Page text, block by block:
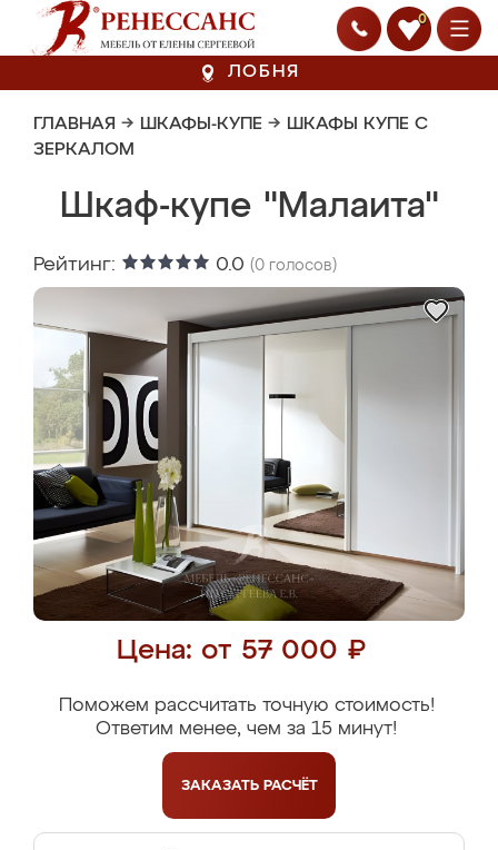
0
ЛОБНЯ
ГЛАВНАЯ → ШКАФЫ-КУПЕ → ШКАФЫ КУПЕ С
ЗЕРКАЛОМ
Шкаф-купе "Малаита"
Рейтинг: 0.0 (0 голосов)
Цена: от 57 000 ₽
Поможем рассчитать точную стоимость!
Ответим менее, чем за 15 минут!
ЗАКАЗАТЬ РАСЧЁТ